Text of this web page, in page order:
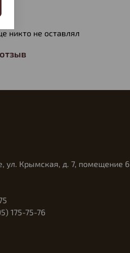
никто не оставлял
ул. Крымская, д. 7, помещение 6
175-75-76